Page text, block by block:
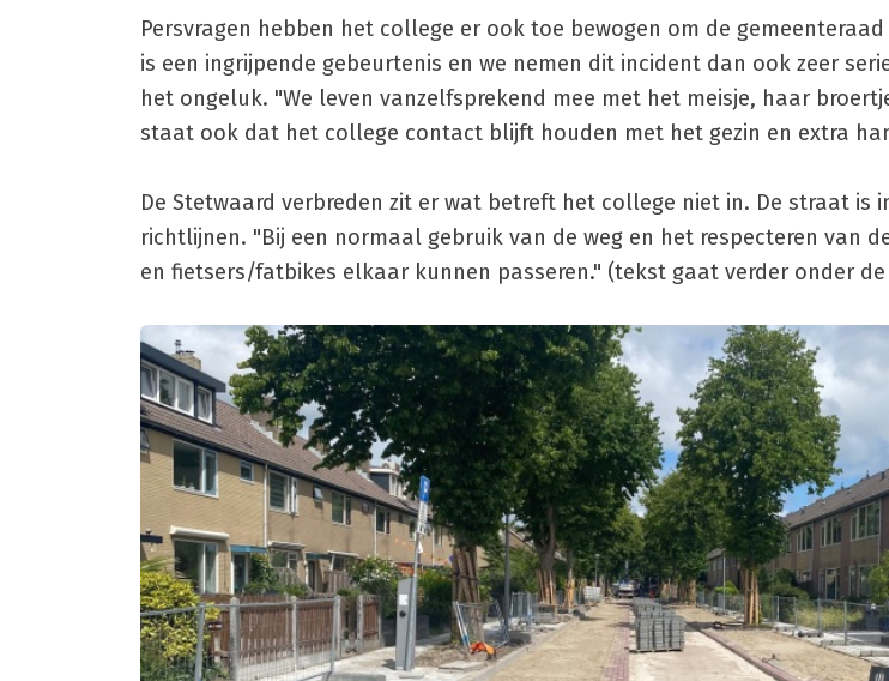
Persvragen hebben het college er ook toe bewogen om de
is een ingrijpende gebeurtenis en we nemen dit incident dan ook zeer
het ongeluk. "We leven vanzelfsprekend mee met het meisje, haar
staat ook dat het college contact blijft houden met het gezin en extra
De Stetwaard verbreden zit er wat betreft het college niet in. De straat is
richtlijnen. "Bij een normaal gebruik van de weg en het respecteren van
en fietsers/fatbikes elkaar kunnen passeren." (tekst gaat verder onder